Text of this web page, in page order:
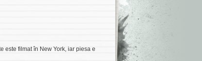
este filmat în New York, iar piesa e